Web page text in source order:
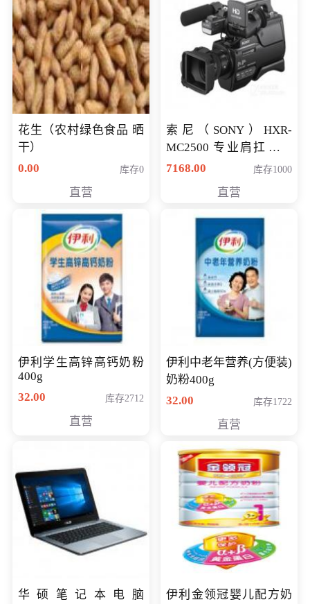
花生（农村绿色食品 晒
干）
0.00
库存0
直营
索尼（SONY）HXR-
MC2500 专业肩扛式存
储卡全高清摄录一体机
清入门级摄像机
7168.00 库存1000
直营
伊利学生高锌高钙奶粉
400g
32.00
库存2712
直营
伊利中老年营养(方便装)
奶粉400g
32.00
库存1722
直营
华硕笔记本电脑
伊利金领冠婴儿配方奶